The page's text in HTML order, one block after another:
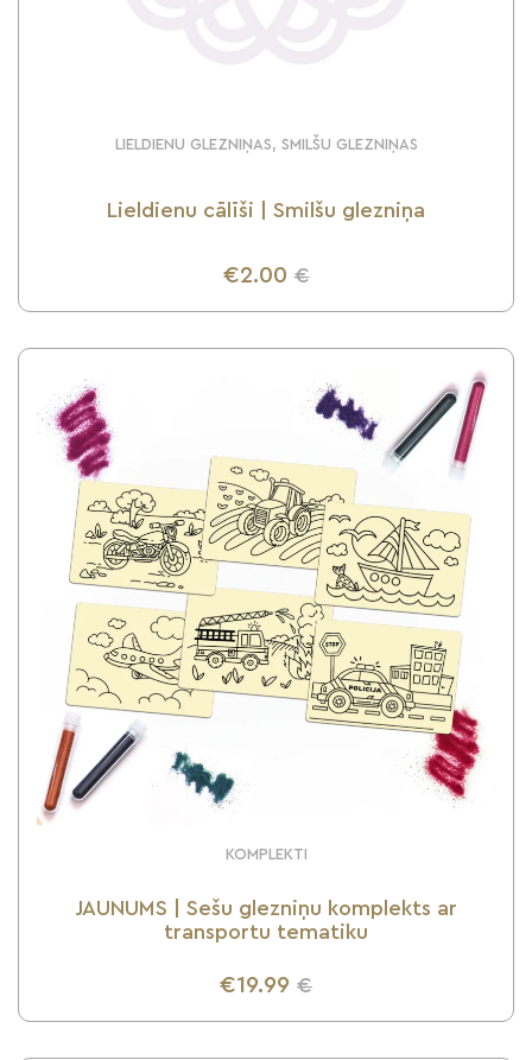
LIELDIENU GLEZNIŅAS, SMILŠU GLEZNIŅAS
Lieldienu cālīši | Smilšu glezniņa
€2.00 €
UZZINI VAIRĀK
KOMPLEKTI
JAUNUMS | Sešu glezniņu komplekts ar
transportu tematiku
€19.99 €
UZZINI VAIRĀK